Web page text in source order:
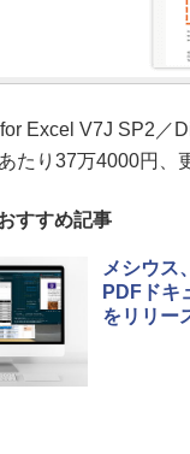
Excel V7J SP2／
たり37万4000円、
すすめ記事
メシウス
PDFドキ
をリリー